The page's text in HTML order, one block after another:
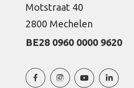
Motstraat 40
2800 Mechelen
BE28 0960 0000 9620